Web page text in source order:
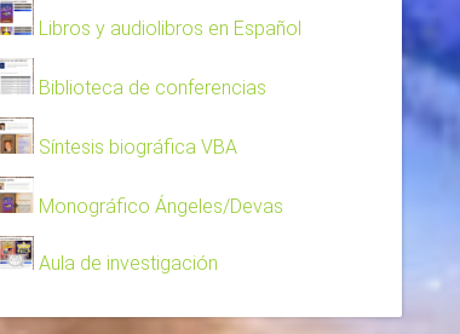
Libros y audiolibros en Español
Biblioteca de conferencias
Síntesis biográfica VBA
Monográfico Ángeles/Devas
Aula de investigación